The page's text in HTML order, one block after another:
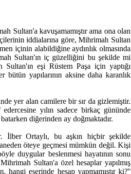
Sultan'a kavuşamamıştır ama ona olan
iddialarına göre, Mihrimah Sultan
içinin alabildiğine aydınlık olmasında
Sultan'ın iç güzelliğini bu şekilde mi
Sultan'ın eşi Rüstem Paşa için yaptığı
yapılarının aksine daha karanlık
yer alan camilere bir sır da gizlemiştir.
yılın sadece birkaç gününde
diğerinden ay doğmaktadır.
İlber Ortaylı, bu aşkın hiçbir şekilde
öteye geçmesi mümkün değil. Kişi
duygular beslenmesi hayatının sonu
Sultan'a özel hesaplar yapılmış
hangi eserinde hesap yapmamıştır ki?''